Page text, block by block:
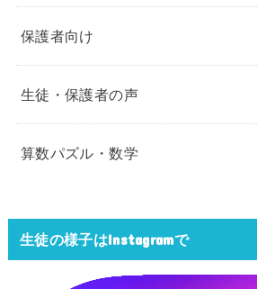
保護者向け
生徒・保護者の声
算数パズル・数学
生徒の様子はInstagramで